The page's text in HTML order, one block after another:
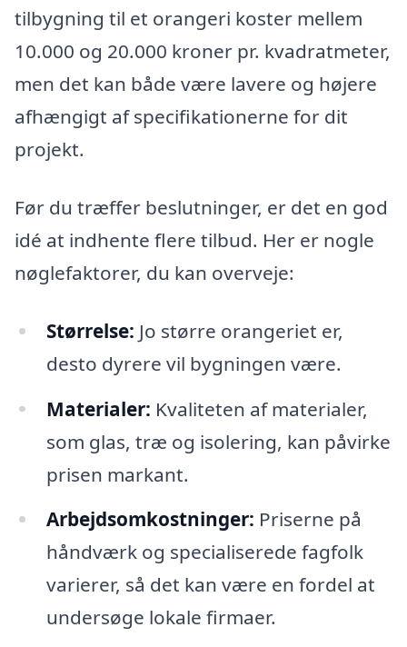
tilbygning til et orangeri koster mellem
10.000 og 20.000 kroner pr. kvadratmeter,
men det kan både være lavere og højere
afhængigt af specifikationerne for dit
projekt.
Før du træffer beslutninger, er det en god
idé at indhente flere tilbud. Her er nogle
nøglefaktorer, du kan overveje:
Størrelse: Jo større orangeriet er,
desto dyrere vil bygningen være.
Materialer: Kvaliteten af materialer,
som glas, træ og isolering, kan påvirke
prisen markant.
Arbejdsomkostninger: Priserne på
håndværk og specialiserede fagfolk
varierer, så det kan være en fordel at
undersøge lokale firmaer.